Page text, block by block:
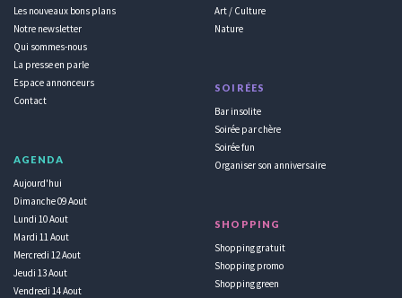
Les nouveaux bons plans
Notre newsletter
Qui sommes-nous
La presse en parle
Espace annonceurs
Contact
AGENDA
Aujourd'hui
Dimanche 09 Aout
Lundi 10 Aout
Mardi 11 Aout
Mercredi 12 Aout
Jeudi 13 Aout
Vendredi 14 Aout
Art / Culture
Nature
SOIRÉES
Bar insolite
Soirée par chère
Soirée fun
Organiser son anniversaire
SHOPPING
Shopping gratuit
Shopping promo
Shopping green